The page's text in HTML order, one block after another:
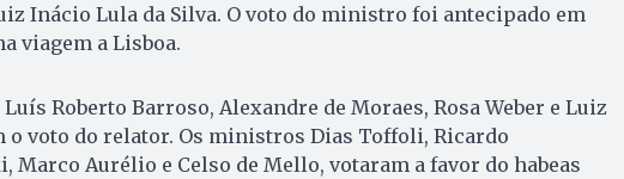
Inácio Lula da Silva. O voto do ministro foi antecipado em
viagem a Lisboa.
Roberto Barroso, Alexandre de Moraes, Rosa Weber e Luiz
o voto do relator. Os ministros Dias Toffoli, Ricardo
Marco Aurélio e Celso de Mello, votaram a favor do habeas